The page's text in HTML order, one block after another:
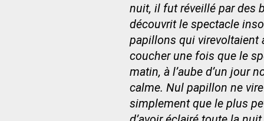
nuit, il fut réveillé par des
découvrit le spectacle
papillons qui virevoltaient
coucher une fois que le
matin, à l’aube d’un jour
calme. Nul papillon ne
simplement que le plus